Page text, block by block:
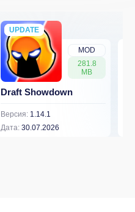
MOD
281.8
MB
UPDATE
NEW
Draft Showdown
Версия: 1.14.1
Дата: 30.07.2026